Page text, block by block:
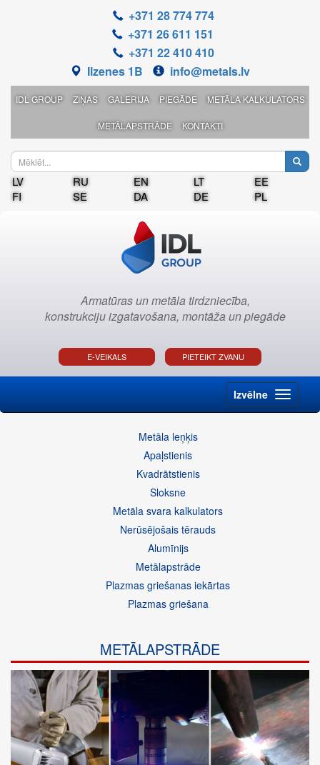
+371 28 774 774
+371 26 611 151
+371 22 410 410
Ilzenes 1B
info@metals.lv
IDL GROUP ZIŅAS GALERIJA PIEGĀDE METĀLA KALKULATORS
METĀLAPSTRĀDE KONTAKTI
LV RU EN LT
EE
FI
SE DA DE PL
Armatūras un metāla tirdzniecība,
konstrukciju izgatavošana, montāža un piegāde
E-VEIKALS PIETEIKT ZVANU
Izvēlne
Metāla leņķis
Apaļstienis
Kvadrātstienis
Sloksne
Metāla svara kalkulators
Nerūsējošais tērauds
Alumīnijs
Metālapstrāde
Plazmas griešanas iekārtas
Plazmas griešana
METĀLAPSTRĀDE